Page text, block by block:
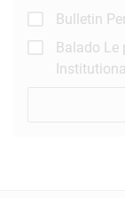
Bulletin
Balado